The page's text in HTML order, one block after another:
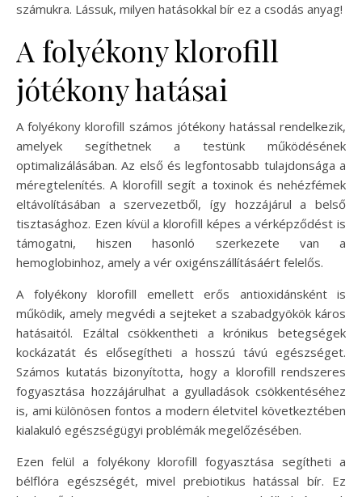
számukra. Lássuk, milyen hatásokkal bír ez a csodás anyag!
A folyékony klorofill
jótékony hatásai
A folyékony klorofill számos jótékony hatással rendelkezik,
amelyek segíthetnek a testünk működésének
optimalizálásában. Az első és legfontosabb tulajdonsága a
méregtelenítés. A klorofill segít a toxinok és nehézfémek
eltávolításában a szervezetből, így hozzájárul a belső
tisztasághoz. Ezen kívül a klorofill képes a vérképződést is
támogatni, hiszen hasonló szerkezete van a
hemoglobinhoz, amely a vér oxigénszállításáért felelős.
A folyékony klorofill emellett erős antioxidánsként is
működik, amely megvédi a sejteket a szabadgyökök káros
hatásaitól. Ezáltal csökkentheti a krónikus betegségek
kockázatát és elősegítheti a hosszú távú egészséget.
Számos kutatás bizonyította, hogy a klorofill rendszeres
fogyasztása hozzájárulhat a gyulladások csökkentéséhez
is, ami különösen fontos a modern életvitel következtében
kialakuló egészségügyi problémák megelőzésében.
Ezen felül a folyékony klorofill fogyasztása segítheti a
bélflóra egészségét, mivel prebiotikus hatással bír. Ez